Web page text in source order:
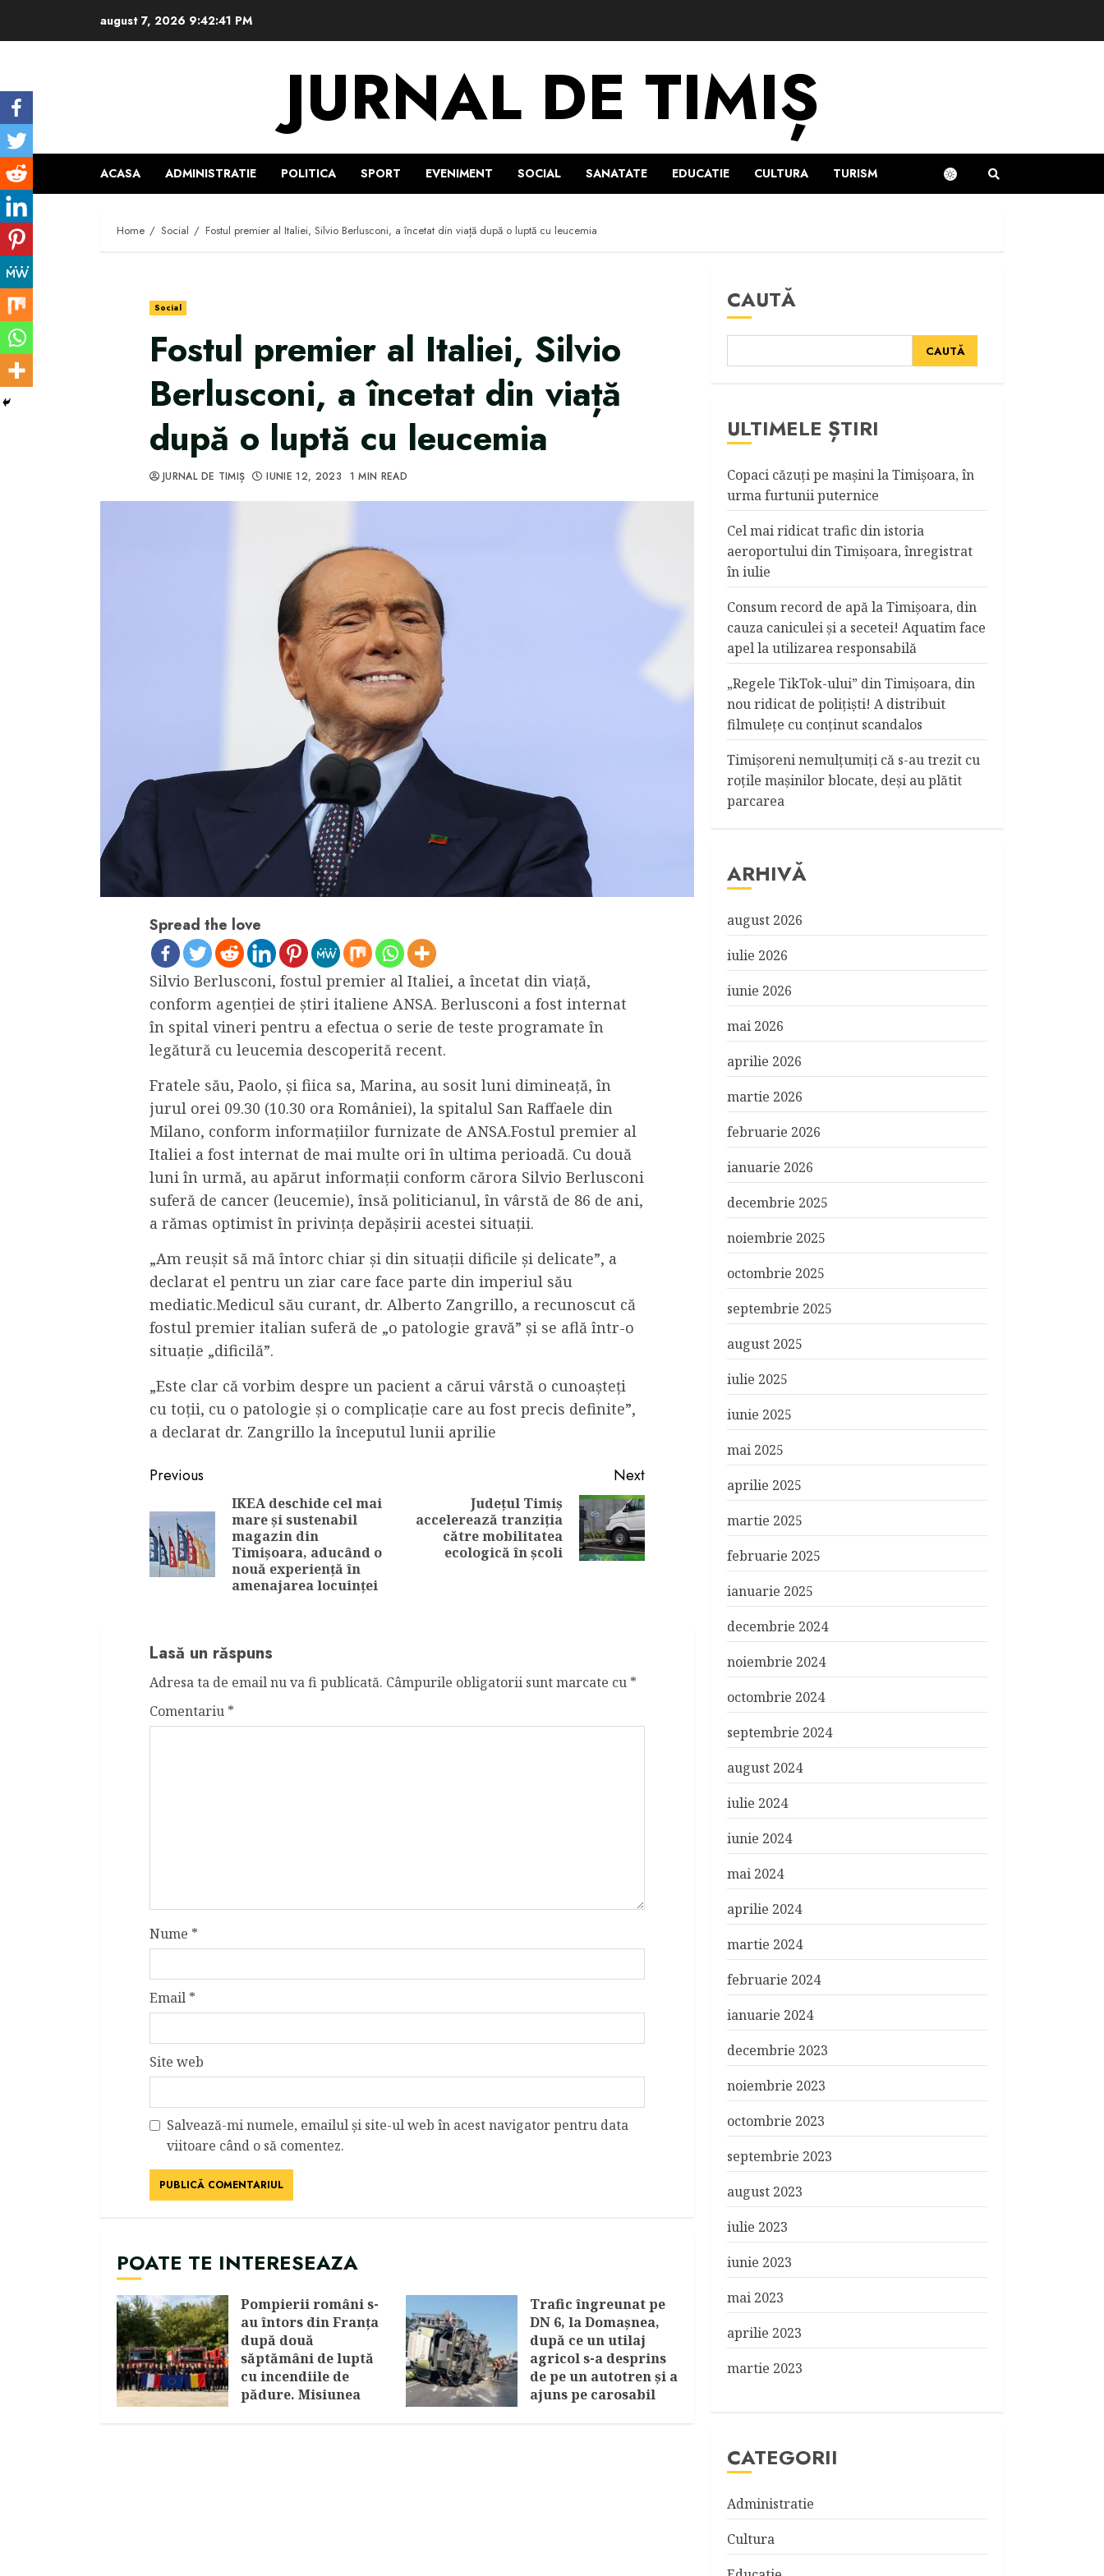
august 7, 2026 9:42:42 PM
JURNAL DE TIMIȘ
ACASA ADMINISTRATIE POLITICA SPORT EVENIMENT SOCIAL SANATATE EDUCATIE CULTURA TURISM
Home Social Fostul premier al Italiei, Silvio Berlusconi, a încetat din viață după o luptă cu leucemia
Social
Fostul premier al Italiei, Silvio
Berlusconi, a încetat din viață
după o luptă cu leucemia
JURNAL DE TIMIȘ IUNIE 12, 2023 1 MIN READ
Spread the love
Silvio Berlusconi, fostul premier al Italiei, a încetat din viață,
conform agenției de știri italiene ANSA. Berlusconi a fost internat
în spital vineri pentru a efectua o serie de teste programate în
legătură cu leucemia descoperită recent.
Fratele său, Paolo, și fiica sa, Marina, au sosit luni dimineață, în
jurul orei 09.30 (10.30 ora României), la spitalul San Raffaele din
Milano, conform informațiilor furnizate de ANSA.Fostul premier al
Italiei a fost internat de mai multe ori în ultima perioadă. Cu două
luni în urmă, au apărut informații conform cărora Silvio Berlusconi
suferă de cancer (leucemie), însă politicianul, în vârstă de 86 de ani,
a rămas optimist în privința depășirii acestei situații.
„Am reușit să mă întorc chiar și din situații dificile și delicate”, a
declarat el pentru un ziar care face parte din imperiul său
mediatic.Medicul său curant, dr. Alberto Zangrillo, a recunoscut că
fostul premier italian suferă de „o patologie gravă” și se află într-o
situație „dificilă”.
„Este clar că vorbim despre un pacient a cărui vârstă o cunoașteți
cu toții, cu o patologie și o complicație care au fost precis definite”,
a declarat dr. Zangrillo la începutul lunii aprilie
Continue
Reading
Previous
Previous
IKEA deschide cel mai
mare și sustenabil
magazin din
Timișoara, aducând o
nouă experiență în
amenajarea locuinței
Next
Next
Județul Timiș
accelerează tranziția
către mobilitatea
ecologică în școli
Lasă un răspuns
Adresa ta de email nu va fi publicată. Câmpurile obligatorii sunt marcate cu *
Comentariu *
Nume *
Email *
Site web
Salvează-mi numele, emailul și site-ul web în acest navigator pentru data
viitoare când o să comentez.
POATE TE INTERESEAZA
Pompierii români s-
au întors din Franța
după două
săptămâni de luptă
cu incendiile de
pădure. Misiunea
Trafic îngreunat pe
DN 6, la Domașnea,
după ce un utilaj
agricol s-a desprins
de pe un autotren și a
ajuns pe carosabil
CAUTĂ
CAUTĂ
ULTIMELE ȘTIRI
Copaci căzuţi pe maşini la Timişoara, în
urma furtunii puternice
Cel mai ridicat trafic din istoria
aeroportului din Timişoara, înregistrat
în iulie
Consum record de apă la Timişoara, din
cauza caniculei şi a secetei! Aquatim face
apel la utilizarea responsabilă
„Regele TikTok-ului” din Timişoara, din
nou ridicat de poliţişti! A distribuit
filmuleţe cu conţinut scandalos
Timişoreni nemulţumiţi că s-au trezit cu
roţile maşinilor blocate, deşi au plătit
parcarea
ARHIVĂ
august 2026
iulie 2026
iunie 2026
mai 2026
aprilie 2026
martie 2026
februarie 2026
ianuarie 2026
decembrie 2025
noiembrie 2025
octombrie 2025
septembrie 2025
august 2025
iulie 2025
iunie 2025
mai 2025
aprilie 2025
martie 2025
februarie 2025
ianuarie 2025
decembrie 2024
noiembrie 2024
octombrie 2024
septembrie 2024
august 2024
iulie 2024
iunie 2024
mai 2024
aprilie 2024
martie 2024
februarie 2024
ianuarie 2024
decembrie 2023
noiembrie 2023
octombrie 2023
septembrie 2023
august 2023
iulie 2023
iunie 2023
mai 2023
aprilie 2023
martie 2023
CATEGORII
Administratie
Cultura